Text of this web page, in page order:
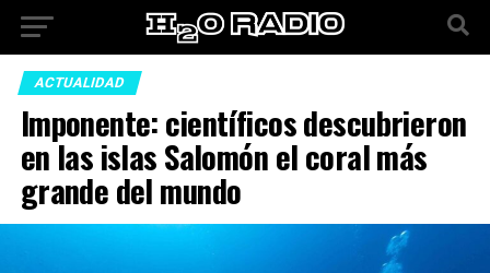
ACTUALIDAD
Imponente: científicos descubrieron
en las islas Salomón el coral más
grande del mundo